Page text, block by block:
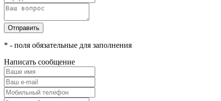
Отправить
* - поля обязательные для заполнения
Написать сообщение